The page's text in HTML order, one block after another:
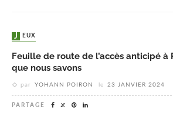
JEUX
Feuille de route de l’accès anticipé
que nous savons
par YOHANN POIRON le 23 JANVIER 2024
PARTAGE